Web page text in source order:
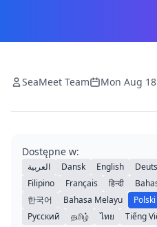
SeaMeet Team Mon Aug
Dostępne w:
العربية Dansk English
Filipino
Français हिन्दी
한국어
Bahasa Melayu Polski
Русский
தமிழ் ไทย Tiếng